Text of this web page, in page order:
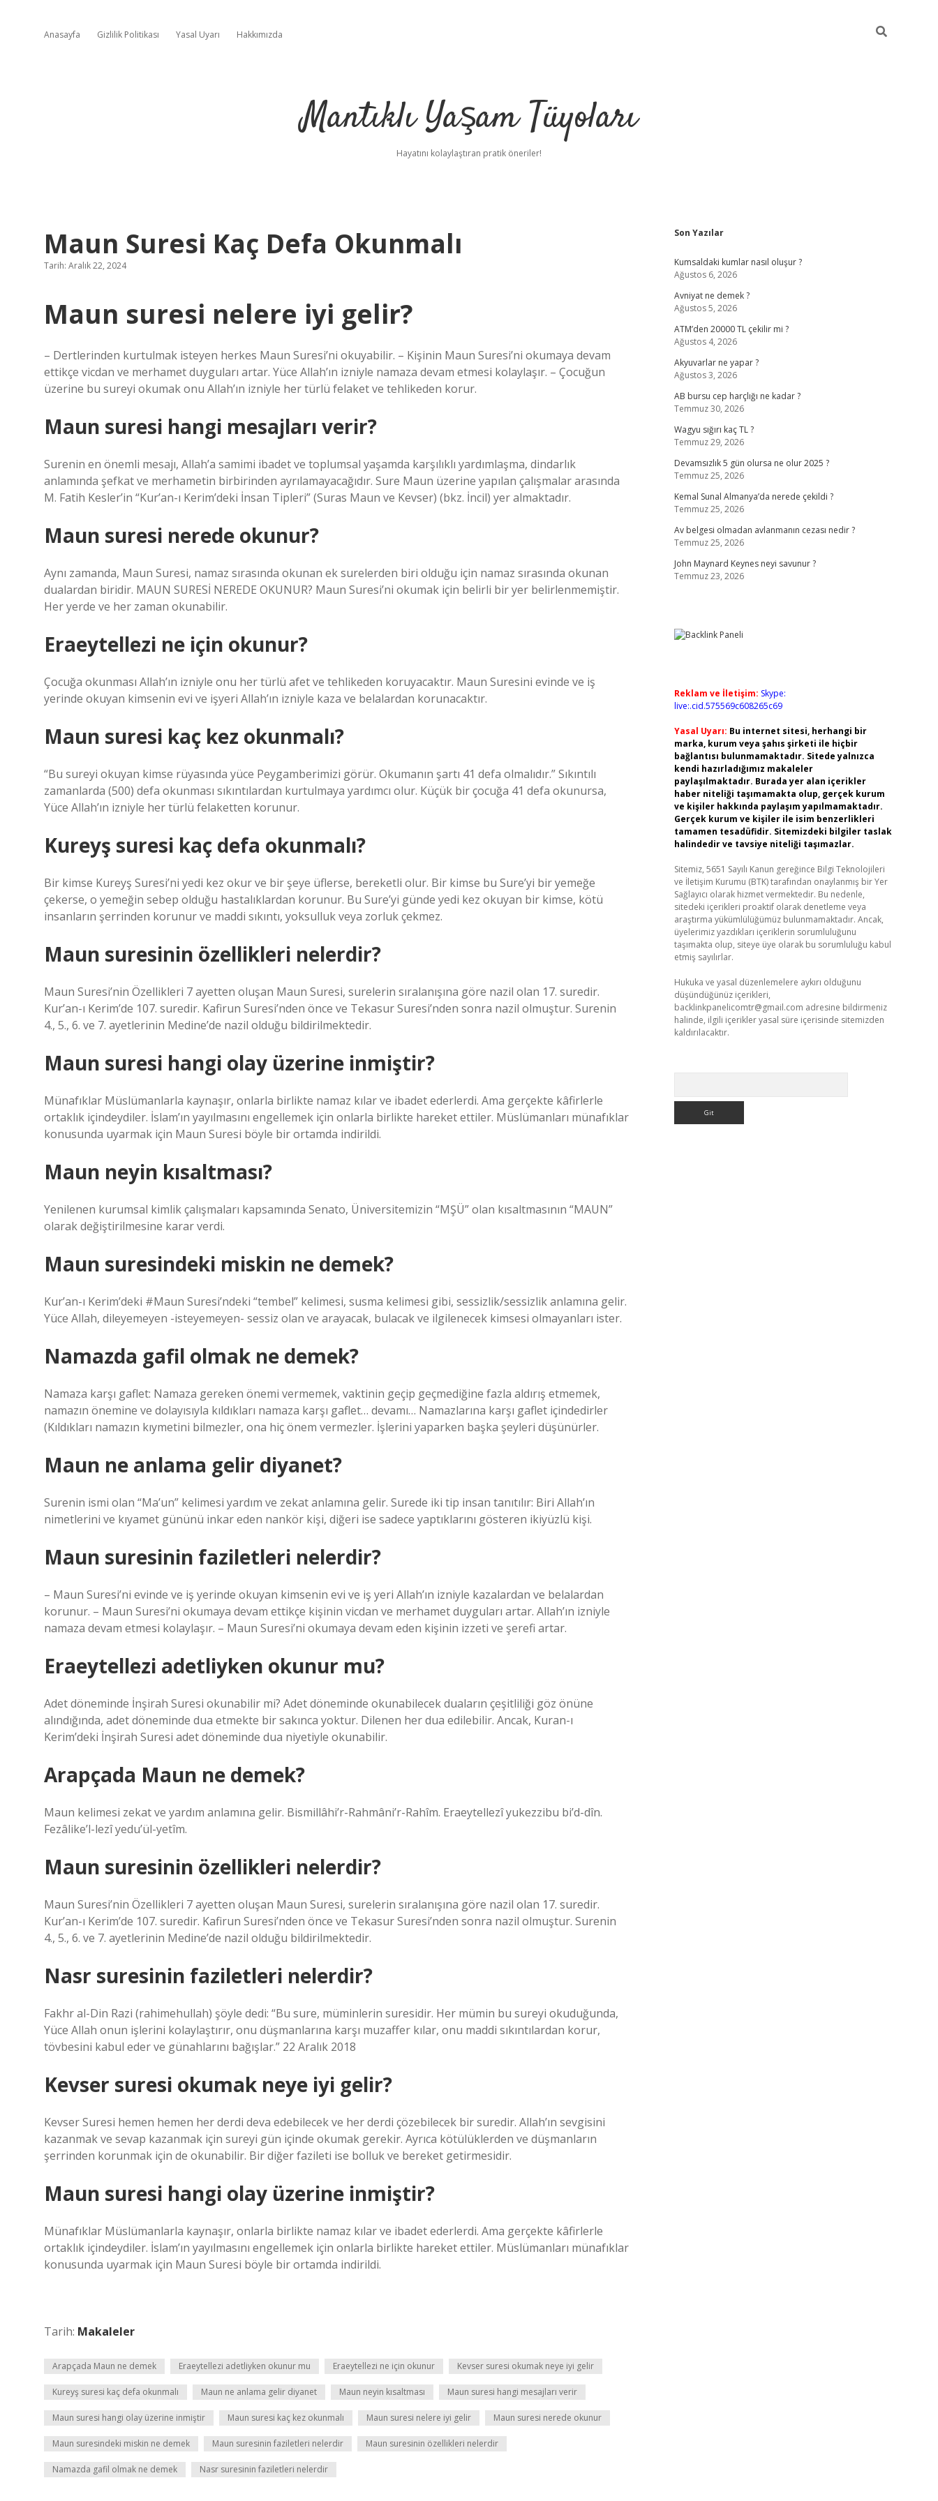
Anasayfa Gizlilik Politikası Yasal Uyarı Hakkımızda
Mantıklı Yaşam Tüyoları
Hayatını kolaylaştıran pratik öneriler!
Maun Suresi Kaç Defa Okunmalı
Tarih: Aralık 22, 2024
Maun suresi nelere iyi gelir?
– Dertlerinden kurtulmak isteyen herkes Maun Suresi’ni okuyabilir. – Kişinin Maun Suresi’ni okumaya devam
ettikçe vicdan ve merhamet duyguları artar. Yüce Allah’ın izniyle namaza devam etmesi kolaylaşır. – Çocuğun
üzerine bu sureyi okumak onu Allah’ın izniyle her türlü felaket ve tehlikeden korur.
Maun suresi hangi mesajları verir?
Surenin en önemli mesajı, Allah’a samimi ibadet ve toplumsal yaşamda karşılıklı yardımlaşma, dindarlık
anlamında şefkat ve merhametin birbirinden ayrılamayacağıdır. Sure Maun üzerine yapılan çalışmalar arasında
M. Fatih Kesler’in “Kur’an-ı Kerim’deki İnsan Tipleri” (Suras Maun ve Kevser) (bkz. İncil) yer almaktadır.
Maun suresi nerede okunur?
Aynı zamanda, Maun Suresi, namaz sırasında okunan ek surelerden biri olduğu için namaz sırasında okunan
dualardan biridir. MAUN SURESİ NEREDE OKUNUR? Maun Suresi’ni okumak için belirli bir yer belirlenmemiştir.
Her yerde ve her zaman okunabilir.
Eraeytellezi ne için okunur?
Çocuğa okunması Allah’ın izniyle onu her türlü afet ve tehlikeden koruyacaktır. Maun Suresini evinde ve iş
yerinde okuyan kimsenin evi ve işyeri Allah’ın izniyle kaza ve belalardan korunacaktır.
Maun suresi kaç kez okunmalı?
“Bu sureyi okuyan kimse rüyasında yüce Peygamberimizi görür. Okumanın şartı 41 defa olmalıdır.” Sıkıntılı
zamanlarda (500) defa okunması sıkıntılardan kurtulmaya yardımcı olur. Küçük bir çocuğa 41 defa okunursa,
Yüce Allah’ın izniyle her türlü felaketten korunur.
Kureyş suresi kaç defa okunmalı?
Bir kimse Kureyş Suresi’ni yedi kez okur ve bir şeye üflerse, bereketli olur. Bir kimse bu Sure’yi bir yemeğe
çekerse, o yemeğin sebep olduğu hastalıklardan korunur. Bu Sure’yi günde yedi kez okuyan bir kimse, kötü
insanların şerrinden korunur ve maddi sıkıntı, yoksulluk veya zorluk çekmez.
Maun suresinin özellikleri nelerdir?
Maun Suresi’nin Özellikleri 7 ayetten oluşan Maun Suresi, surelerin sıralanışına göre nazil olan 17. suredir.
Kur’an-ı Kerim’de 107. suredir. Kafirun Suresi’nden önce ve Tekasur Suresi’nden sonra nazil olmuştur. Surenin
4., 5., 6. ve 7. ayetlerinin Medine’de nazil olduğu bildirilmektedir.
Maun suresi hangi olay üzerine inmiştir?
Münafıklar Müslümanlarla kaynaşır, onlarla birlikte namaz kılar ve ibadet ederlerdi. Ama gerçekte kâfirlerle
ortaklık içindeydiler. İslam’ın yayılmasını engellemek için onlarla birlikte hareket ettiler. Müslümanları münafıklar
konusunda uyarmak için Maun Suresi böyle bir ortamda indirildi.
Maun neyin kısaltması?
Yenilenen kurumsal kimlik çalışmaları kapsamında Senato, Üniversitemizin “MŞÜ” olan kısaltmasının “MAUN”
olarak değiştirilmesine karar verdi.
Maun suresindeki miskin ne demek?
Kur’an-ı Kerim’deki #Maun Suresi’ndeki “tembel” kelimesi, susma kelimesi gibi, sessizlik/sessizlik anlamına gelir.
Yüce Allah, dileyemeyen -isteyemeyen- sessiz olan ve arayacak, bulacak ve ilgilenecek kimsesi olmayanları ister.
Namazda gafil olmak ne demek?
Namaza karşı gaflet: Namaza gereken önemi vermemek, vaktinin geçip geçmediğine fazla aldırış etmemek,
namazın önemine ve dolayısıyla kıldıkları namaza karşı gaflet… devamı… Namazlarına karşı gaflet içindedirler
(Kıldıkları namazın kıymetini bilmezler, ona hiç önem vermezler. İşlerini yaparken başka şeyleri düşünürler.
Maun ne anlama gelir diyanet?
Surenin ismi olan “Ma’un” kelimesi yardım ve zekat anlamına gelir. Surede iki tip insan tanıtılır: Biri Allah’ın
nimetlerini ve kıyamet gününü inkar eden nankör kişi, diğeri ise sadece yaptıklarını gösteren ikiyüzlü kişi.
Maun suresinin faziletleri nelerdir?
– Maun Suresi’ni evinde ve iş yerinde okuyan kimsenin evi ve iş yeri Allah’ın izniyle kazalardan ve belalardan
korunur. – Maun Suresi’ni okumaya devam ettikçe kişinin vicdan ve merhamet duyguları artar. Allah’ın izniyle
namaza devam etmesi kolaylaşır. – Maun Suresi’ni okumaya devam eden kişinin izzeti ve şerefi artar.
Eraeytellezi adetliyken okunur mu?
Adet döneminde İnşirah Suresi okunabilir mi? Adet döneminde okunabilecek duaların çeşitliliği göz önüne
alındığında, adet döneminde dua etmekte bir sakınca yoktur. Dilenen her dua edilebilir. Ancak, Kuran-ı
Kerim’deki İnşirah Suresi adet döneminde dua niyetiyle okunabilir.
Arapçada Maun ne demek?
Maun kelimesi zekat ve yardım anlamına gelir. Bismillâhi’r-Rahmâni’r-Rahîm. Eraeytellezî yukezzibu bi’d-dîn.
Fezâlike’l-lezî yedu’ül-yetîm.
Maun suresinin özellikleri nelerdir?
Maun Suresi’nin Özellikleri 7 ayetten oluşan Maun Suresi, surelerin sıralanışına göre nazil olan 17. suredir.
Kur’an-ı Kerim’de 107. suredir. Kafirun Suresi’nden önce ve Tekasur Suresi’nden sonra nazil olmuştur. Surenin
4., 5., 6. ve 7. ayetlerinin Medine’de nazil olduğu bildirilmektedir.
Nasr suresinin faziletleri nelerdir?
Fakhr al-Din Razi (rahimehullah) şöyle dedi: “Bu sure, müminlerin suresidir. Her mümin bu sureyi okuduğunda,
Yüce Allah onun işlerini kolaylaştırır, onu düşmanlarına karşı muzaffer kılar, onu maddi sıkıntılardan korur,
tövbesini kabul eder ve günahlarını bağışlar.” 22 Aralık 2018
Kevser suresi okumak neye iyi gelir?
Kevser Suresi hemen hemen her derdi deva edebilecek ve her derdi çözebilecek bir suredir. Allah’ın sevgisini
kazanmak ve sevap kazanmak için sureyi gün içinde okumak gerekir. Ayrıca kötülüklerden ve düşmanların
şerrinden korunmak için de okunabilir. Bir diğer fazileti ise bolluk ve bereket getirmesidir.
Maun suresi hangi olay üzerine inmiştir?
Münafıklar Müslümanlarla kaynaşır, onlarla birlikte namaz kılar ve ibadet ederlerdi. Ama gerçekte kâfirlerle
ortaklık içindeydiler. İslam’ın yayılmasını engellemek için onlarla birlikte hareket ettiler. Müslümanları münafıklar
konusunda uyarmak için Maun Suresi böyle bir ortamda indirildi.
Tarih: Makaleler
Arapçada Maun ne demek Eraeytellezi adetliyken okunur mu Eraeytellezi ne için okunur Kevser suresi okumak neye iyi gelir
Kureyş suresi kaç defa okunmalı Maun ne anlama gelir diyanet Maun neyin kısaltması Maun suresi hangi mesajları verir
Maun suresi hangi olay üzerine inmiştir Maun suresi kaç kez okunmalı Maun suresi nelere iyi gelir Maun suresi nerede okunur
Maun suresindeki miskin ne demek Maun suresinin faziletleri nelerdir Maun suresinin özellikleri nelerdir
Namazda gafil olmak ne demek Nasr suresinin faziletleri nelerdir
Sidebar
Son Yazılar
Kumsaldaki kumlar nasıl oluşur ?
Ağustos 6, 2026
Avniyat ne demek ?
Ağustos 5, 2026
ATM’den 20000 TL çekilir mi ?
Ağustos 4, 2026
Akyuvarlar ne yapar ?
Ağustos 3, 2026
AB bursu cep harçlığı ne kadar ?
Temmuz 30, 2026
Wagyu sığırı kaç TL ?
Temmuz 29, 2026
Devamsızlık 5 gün olursa ne olur 2025 ?
Temmuz 25, 2026
Kemal Sunal Almanya’da nerede çekildi ?
Temmuz 25, 2026
Av belgesi olmadan avlanmanın cezası nedir ?
Temmuz 25, 2026
John Maynard Keynes neyi savunur ?
Temmuz 23, 2026
Reklam ve İletişim: Skype:
live:.cid.575569c608265c69
Yasal Uyarı: Bu internet sitesi, herhangi bir
marka, kurum veya şahıs şirketi ile hiçbir
bağlantısı bulunmamaktadır. Sitede yalnızca
kendi hazırladığımız makaleler
paylaşılmaktadır. Burada yer alan içerikler
haber niteliği taşımamakta olup, gerçek kurum
ve kişiler hakkında paylaşım yapılmamaktadır.
Gerçek kurum ve kişiler ile isim benzerlikleri
tamamen tesadüfidir. Sitemizdeki bilgiler taslak
halindedir ve tavsiye niteliği taşımazlar.
Sitemiz, 5651 Sayılı Kanun gereğince Bilgi Teknolojileri
ve İletişim Kurumu (BTK) tarafından onaylanmış bir Yer
Sağlayıcı olarak hizmet vermektedir. Bu nedenle,
sitedeki içerikleri proaktif olarak denetleme veya
araştırma yükümlülüğümüz bulunmamaktadır. Ancak,
üyelerimiz yazdıkları içeriklerin sorumluluğunu
taşımakta olup, siteye üye olarak bu sorumluluğu kabul
etmiş sayılırlar.
Hukuka ve yasal düzenlemelere aykırı olduğunu
düşündüğünüz içerikleri,
backlinkpanelicomtr@gmail.com adresine bildirmeniz
halinde, ilgili içerikler yasal süre içerisinde sitemizden
kaldırılacaktır.
hiltonbet yeni giriş